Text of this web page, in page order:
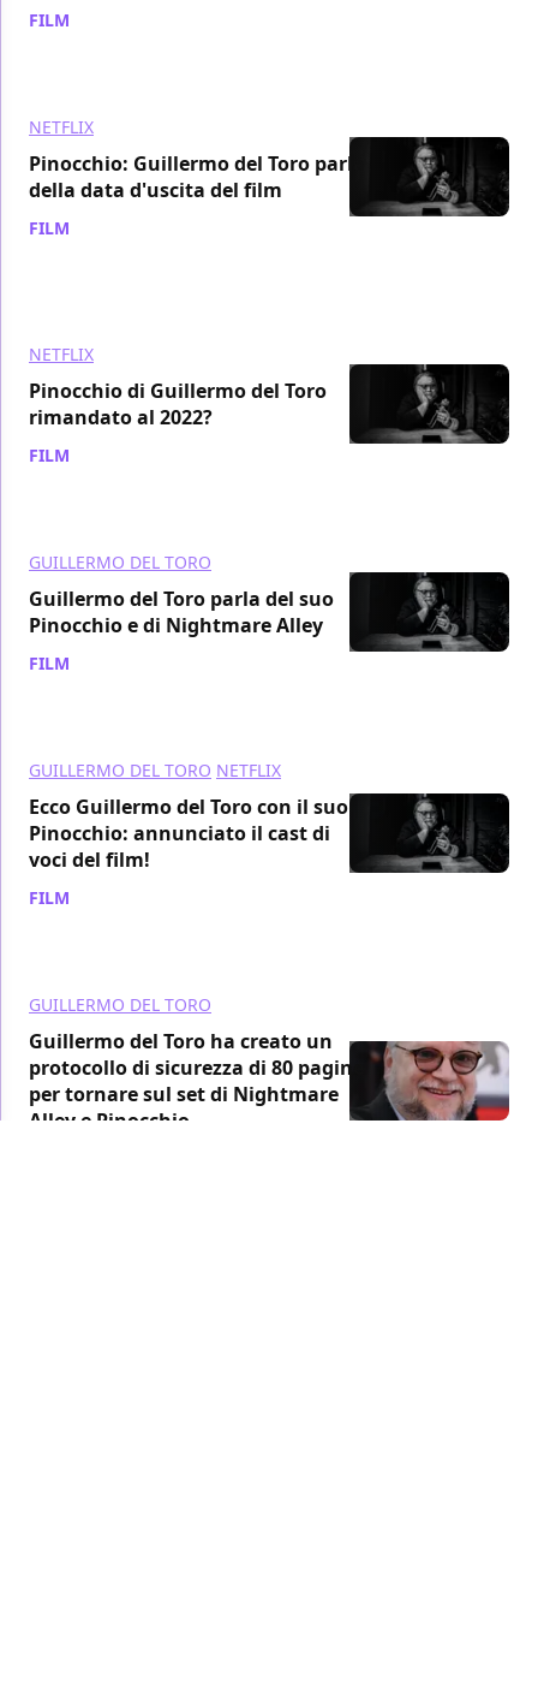
FILM
NETFLIX
Pinocchio: Guillermo del Toro parla
della data d'uscita del film
FILM
NETFLIX
Pinocchio di Guillermo del Toro
rimandato al 2022?
FILM
GUILLERMO DEL TORO
Guillermo del Toro parla del suo
Pinocchio e di Nightmare Alley
FILM
GUILLERMO DEL TORO NETFLIX
Ecco Guillermo del Toro con il suo
Pinocchio: annunciato il cast di
voci del film!
FILM
GUILLERMO DEL TORO
Guillermo del Toro ha creato un
protocollo di sicurezza di 80 pagine
per tornare sul set di Nightmare
Alley e Pinocchio